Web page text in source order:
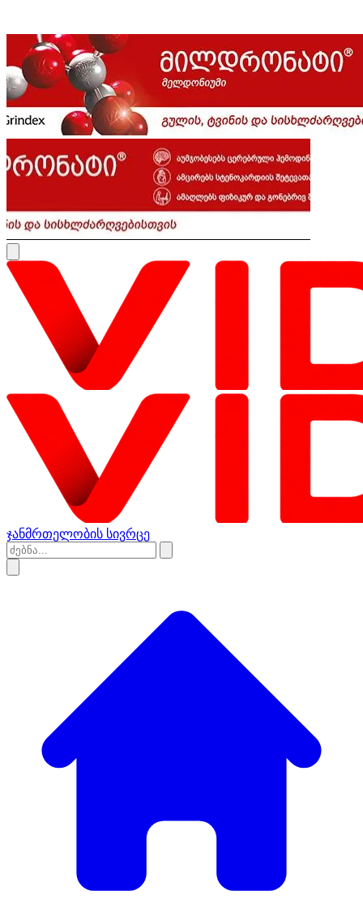
ჯანმრთელობის სივრცე